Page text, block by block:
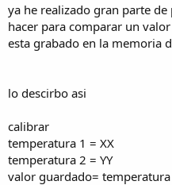
ya he realizado gran parte
hacer para comparar un
esta grabado en la memoria
lo descirbo asi
calibrar
temperatura 1 = XX
temperatura 2 = YY
valor guardado=